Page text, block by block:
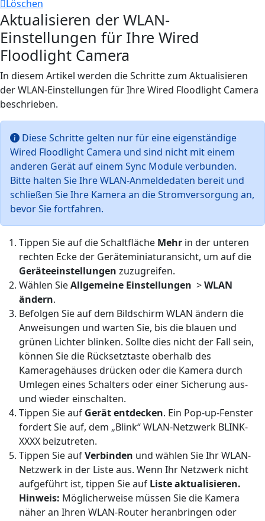
Löschen
Aktualisieren der WLAN-
Einstellungen für Ihre Wired
Floodlight Camera
In diesem Artikel werden die Schritte zum Aktualisieren
der WLAN-Einstellungen für Ihre Wired Floodlight Camera
beschrieben.
Diese Schritte gelten nur für eine eigenständige
Wired Floodlight Camera und sind nicht mit einem
anderen Gerät auf einem Sync Module verbunden.
Bitte halten Sie Ihre WLAN-Anmeldedaten bereit und
schließen Sie Ihre Kamera an die Stromversorgung an,
bevor Sie fortfahren.
Tippen Sie auf die Schaltfläche Mehr in der unteren
rechten Ecke der Geräteminiaturansicht, um auf die
Geräteeinstellungen zuzugreifen.
Wählen SieAllgemeine Einstellungen >WLAN
ändern.
Befolgen Sie auf dem Bildschirm WLAN ändern die
Anweisungen und warten Sie, bis die blauen und
grünen Lichter blinken. Sollte dies nicht der Fall sein,
können Sie die Rücksetztaste oberhalb des
Kameragehäuses drücken oder die Kamera durch
Umlegen eines Schalters oder einer Sicherung aus-
und wieder einschalten.
Tippen Sie auf Gerät entdecken. Ein Pop-up-Fenster
fordert Sie auf, dem „Blink“ WLAN-Netzwerk BLINK-
XXXX beizutreten.
Tippen Sie aufVerbinden und wählen Sie Ihr WLAN-
Netzwerk in der Liste aus. Wenn Ihr Netzwerk nicht
aufgeführt ist, tippen Sie auf Liste aktualisieren.
Hinweis: Möglicherweise müssen Sie die Kamera
näher an Ihren WLAN-Router heranbringen oder